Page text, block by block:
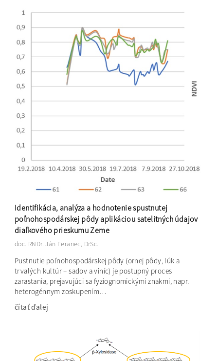
Identifikácia, analýza a hodnotenie spustnutej
poľnohospodárskej pôdy aplikáciou satelitných údajov
diaľkového prieskumu Zeme
doc. RNDr. Ján Feranec, DrSc.
Pustnutie poľnohospodárskej pôdy (ornej pôdy, lúk a
trvalých kultúr – sadov a viníc) je postupný proces
zarastania, prejavujúci sa fyziognomickými znakmi, napr.
heterogénnym zoskupením…
čítať ďalej